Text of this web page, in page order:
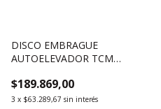
DISCO EMBRAGUE
AUTOELEVADOR TCM
$189.869,00
3 x $63.289,67 sin interés